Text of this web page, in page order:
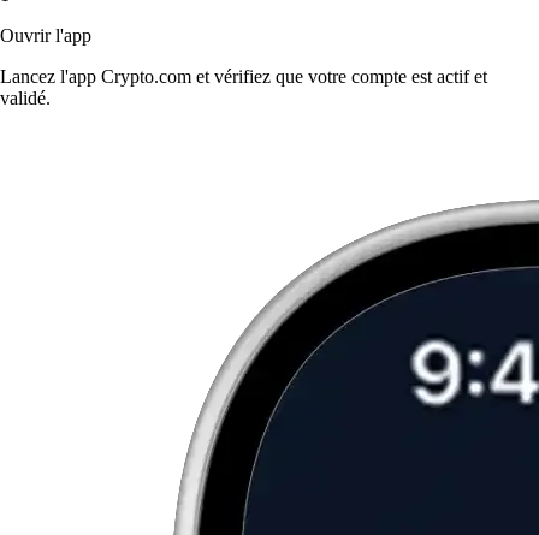
Ouvrir l'app
Lancez l'app Crypto.com et vérifiez que votre compte est actif et
validé.